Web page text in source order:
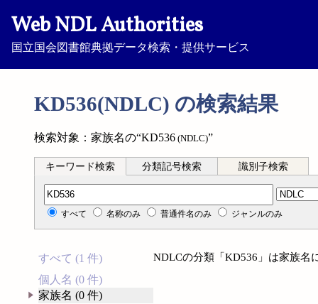
Web NDL Authorities
国立国会図書館典拠データ検索・提供サービス
KD536(NDLC) の検索結果
検索対象：家族名の“KD536 (NDLC)”
キーワード検索 分類記号検索 識別子検索
分類記号検索
すべて 名称のみ 普通件名のみ ジャンルのみ
すべて (1 件)
個人名 (0 件)
家族名 (0 件)
NDLCの分類「KD536」は家族名